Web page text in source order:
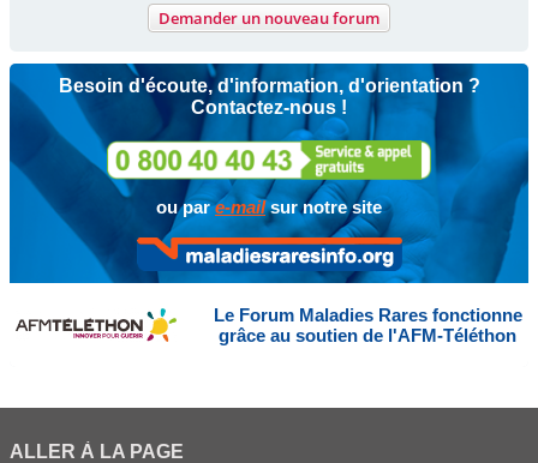
Demander un nouveau forum
Besoin d'écoute, d'information, d'orientation ?
Contactez-nous !
ou pare-mailsur notre site
Le Forum Maladies Rares fonctionne
grâce au soutien de l'AFM-Téléthon
ALLER À LA PAGE